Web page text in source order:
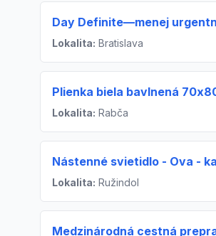
Day Definite—menej
Lokalita: Bratislava
Plienka biela bavlnená
Lokalita: Rabča
Nástenné svietidlo - Ova -
Lokalita: Ružindol
Medzinárodná cestná